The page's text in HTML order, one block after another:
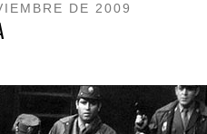
DE 2009